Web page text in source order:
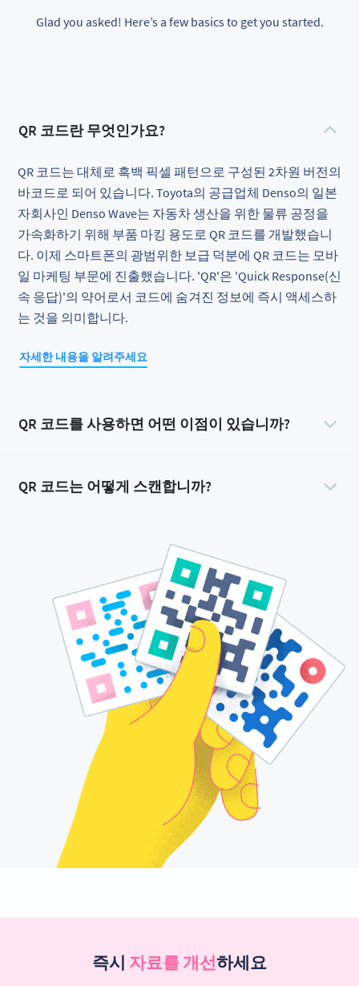
Glad you asked! Here’s a few basics to get you started.
QR 코드란 무엇인가요?
QR 코드는 대체로 흑백 픽셀 패턴으로 구성된 2차원 버전의
바코드로 되어 있습니다. Toyota의 공급업체 Denso의 일본
자회사인 Denso Wave는 자동차 생산을 위한 물류 공정을
가속화하기 위해 부품 마킹 용도로 QR 코드를 개발했습니
다. 이제 스마트폰의 광범위한 보급 덕분에 QR 코드는 모바
일 마케팅 부문에 진출했습니다. 'QR'은 'Quick Response(신
속 응답)'의 약어로서 코드에 숨겨진 정보에 즉시 액세스하
는 것을 의미합니다.
자세한 내용을 알려주세요
QR 코드를 사용하면 어떤 이점이 있습니까?
QR 코드는 어떻게 스캔합니까?
즉시 자료를 개선하세요